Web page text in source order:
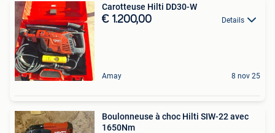
Carotteuse Hilti DD30-W
€ 1.200,00 Details
Amay 8 nov 25
Boulonneuse à choc Hilti SIW-22 avec
1650Nm